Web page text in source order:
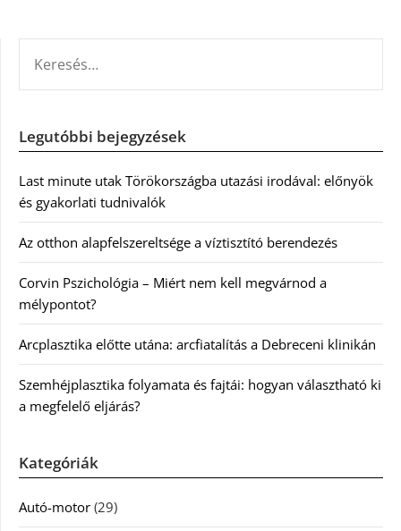
Legutóbbi bejegyzések
Last minute utak Törökországba utazási irodával: előnyök
és gyakorlati tudnivalók
Az otthon alapfelszereltsége a víztisztító berendezés
Corvin Pszichológia – Miért nem kell megvárnod a
mélypontot?
Arcplasztika előtte utána: arcfiatalítás a Debreceni klinikán
Szemhéjplasztika folyamata és fajtái: hogyan választható ki
a megfelelő eljárás?
Kategóriák
Autó-motor (29)